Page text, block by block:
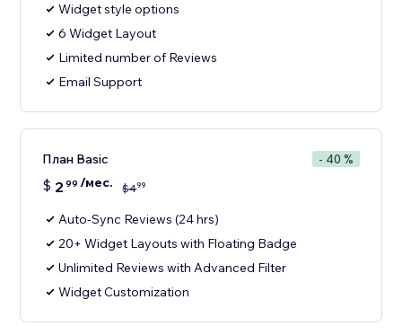
Widget style options
6 Widget Layout
Limited number of Reviews
Email Support
План Basic - 40 %
$ 2 99 /мес. $499
Auto-Sync Reviews (24 hrs)
20+ Widget Layouts with Floating Badge
Unlimited Reviews with Advanced Filter
Widget Customization